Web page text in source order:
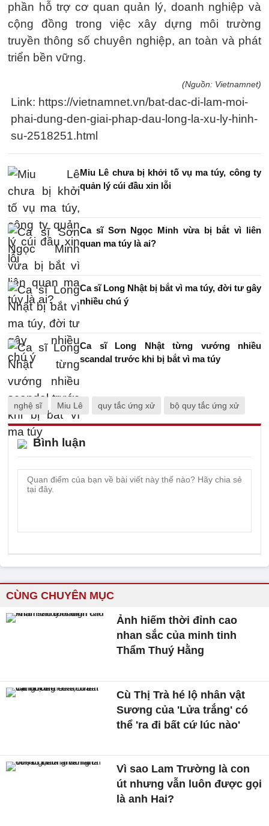
phần hỗ trợ cơ quan quản lý, doanh nghiệp và
cộng đồng trong việc xây dựng môi trường
truyền thông số chuyên nghiệp, an toàn và phát
triển bền vững.
(Nguồn: Vietnamnet)
Link: https://vietnamnet.vn/bat-dac-di-lam-moi-
phai-dung-den-giai-phap-dau-long-la-xu-ly-hinh-
su-2518251.html
Miu Lê chưa bị khởi tố vụ ma túy, công ty
quản lý cúi đầu xin lỗi
Ca sĩ Sơn Ngọc Minh vừa bị bắt vì liên
quan ma túy là ai?
Ca sĩ Long Nhật bị bắt vì ma túy, đời tư gây
nhiều chú ý
Ca sĩ Long Nhật từng vướng nhiều
scandal trước khi bị bắt vì ma túy
nghệ sĩ Miu Lê quy tắc ứng xử bộ quy tắc ứng xử
Bình luận
CÙNG CHUYÊN MỤC
Ảnh hiếm thời đỉnh cao
nhan sắc của minh tinh
Thẩm Thuý Hằng
Cù Thị Trà hé lộ nhân vật
Sương của 'Lửa trắng' có
thể 'ra đi bất cứ lúc nào'
Vì sao Lam Trường là con
út nhưng vẫn luôn được gọi
là anh Hai?